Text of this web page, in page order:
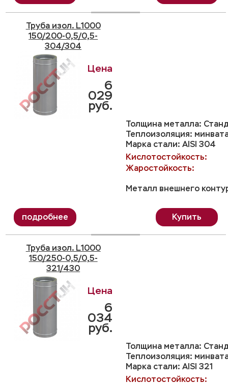
Труба изол. L1000
150/200-0,5/0,5-
304/304
Толщина металла:
Теплоизоляция:
Марка стали: AISI 304
Кислотостойкость:
Жаростойкость:
Металл внешнего
6
029
руб.
Купить
Труба изол. L1000
150/250-0,5/0,5-
321/430
Толщина металла:
Теплоизоляция:
Марка стали: AISI 321
Кислотостойкость:
6
034
руб.